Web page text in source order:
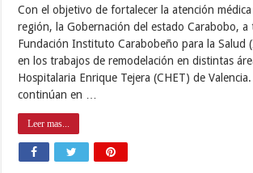
Con el objetivo de fortalecer la atención
región, la Gobernación del estado Carabobo, a
Fundación Instituto Carabobeño para la Salud
en los trabajos de remodelación en distintas
Hospitalaria Enrique Tejera (CHET) de
continúan en …
Leer mas...